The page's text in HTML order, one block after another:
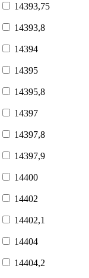
14393,75
14393,8
14394
14395
14395,8
14397
14397,8
14397,9
14400
14402
14402,1
14404
14404,2